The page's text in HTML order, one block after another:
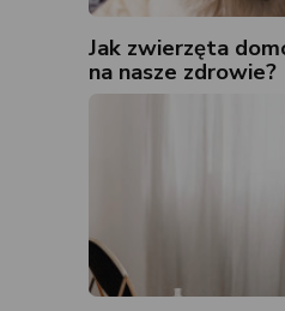
Jak zwierzęta
na nasze zdrowie?